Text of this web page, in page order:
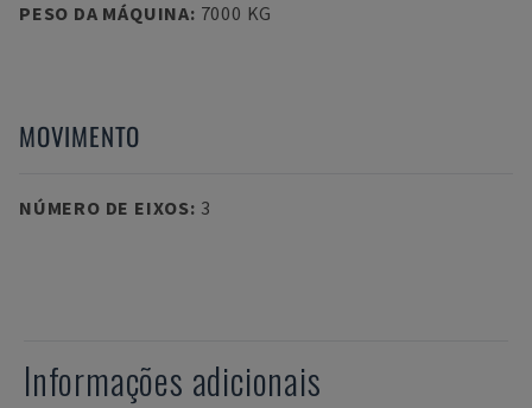
PESO DA MÁQUINA: 7000 KG
MOVIMENTO
NÚMERO DE EIXOS: 3
Informações adicionais